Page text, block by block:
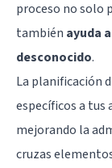
proceso no solo
también ayuda
desconocido.
La planificación
específicos a tus
mejorando la
cruzas